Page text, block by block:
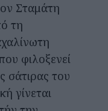
Σταμάτη
τη
φιλοξενεί
σάτιρας του
γίνεται